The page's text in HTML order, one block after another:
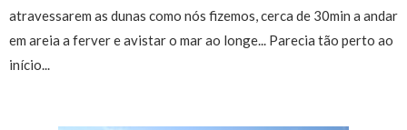
atravessarem as dunas como nós fizemos, cerca de 30min a andar
em areia a ferver e avistar o mar ao longe... Parecia tão perto ao
início...